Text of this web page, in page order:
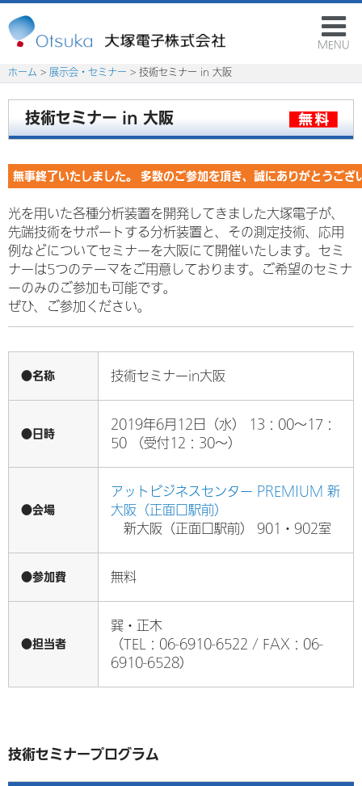
MENU
ホーム > 展示会・セミナー > 技術セミナー in 大阪
技術セミナー in 大阪
無事終了いたしました。 多数のご参加を頂き、誠にありがとうござ
光を用いた各種分析装置を開発してきました大塚電子が、
先端技術をサポートする分析装置と、その測定技術、応用
例などについてセミナーを大阪にて開催いたします。セミ
ナーは5つのテーマをご用意しております。ご希望のセミナ
ーのみのご参加も可能です。
ぜひ、ご参加ください。
●名称 技術セミナーin大阪
●日時
2019年6月12日（水） 13：00～17：
50 （受付12：30～）
●会場
アットビジネスセンター PREMIUM 新
大阪（正面口駅前）
新大阪（正面口駅前） 901・902室
●参加費 無料
●担当者
巽・正木
（TEL：06-6910-6522 / FAX：06-
6910-6528）
技術セミナープログラム